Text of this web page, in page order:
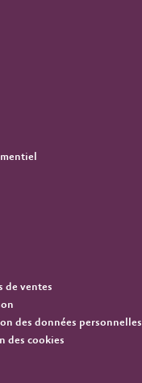
de ventes
des données personnelles
des cookies